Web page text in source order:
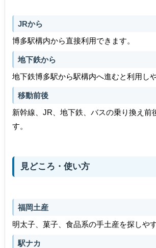
JRから
博多駅構内から直接利用できます。
地下鉄から
地下鉄博多駅から駅構内へ進むと利用し
移動前後
新幹線、JR、地下鉄、バスの乗り換え前
す。
見どころ・使い方
福岡土産
明太子、菓子、食品系の手土産を探しや
駅ナカ